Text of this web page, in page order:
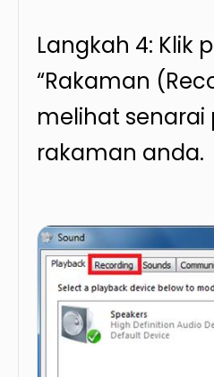
Langkah 4: Klik
“Rakaman
melihat senarai
rakaman anda.